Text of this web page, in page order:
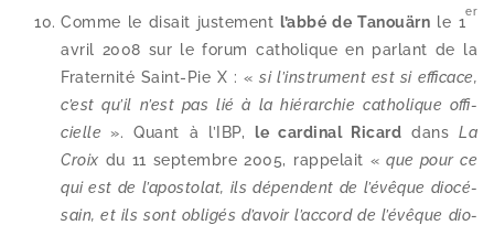
Comme le disait jus­te­mentl’ab­bé de Tanouärn le 1
er
avril 2008 sur le forum catho­lique en par­lant de la
Fraternité Saint-​Pie X : «si l’ins­tru­ment est si effi­cace,
c’est qu’il n’est pas lié à la hié­rar­chie catho­lique offi­
cielle ». Quant à l’IBP, le car­di­nal Ricard dans La
Croix du 11 sep­tembre 2005, rap­pe­lait «que pour ce
qui est de l’a­pos­to­lat, ils dépendent de l’é­vêque dio­cé­
sain, et ils sont obli­gés d’a­voir l’ac­cord de l’é­vêque dio­